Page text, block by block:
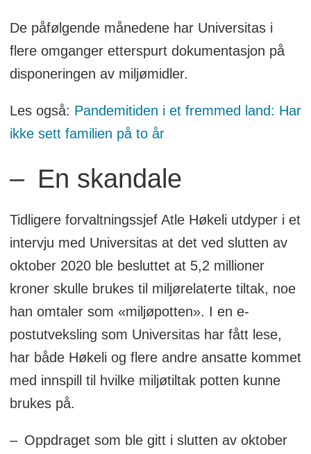
De påfølgende månedene har Universitas i
flere omganger etterspurt dokumentasjon på
disponeringen av miljømidler.
Les også: Pandemitiden i et fremmed land: Har
ikke sett familien på to år
– En skandale
Tidligere forvaltningssjef Atle Høkeli utdyper i et
intervju med Universitas at det ved slutten av
oktober 2020 ble besluttet at 5,2 millioner
kroner skulle brukes til miljørelaterte tiltak, noe
han omtaler som «miljøpotten». I en e-
postutveksling som Universitas har fått lese,
har både Høkeli og flere andre ansatte kommet
med innspill til hvilke miljøtiltak potten kunne
brukes på.
– Oppdraget som ble gitt i slutten av oktober